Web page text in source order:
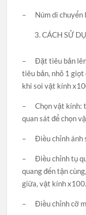
– Núm di chuyển
CÁCH SỬ
– Đặt tiêu bản lên
tiêu bản, nhỏ 1
khi soi vật kính
– Chọn vật kính:
quan sát để chọn
– Điều chỉnh ánh
– Điều chỉnh tụ
quang đến tận
giữa, vật kính x100.
– Điều chỉnh cỡ